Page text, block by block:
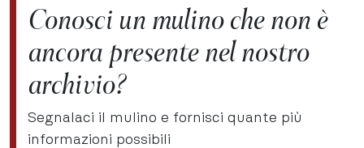
Conosci un mulino che non è
ancora presente nel nostro
archivio?
Segnalaci il mulino e fornisci quante più
informazioni possibili